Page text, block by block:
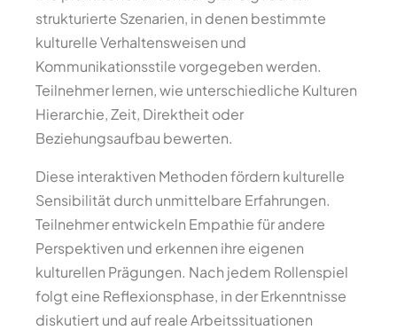
strukturierte Szenarien, in denen bestimmte
kulturelle Verhaltensweisen und
Kommunikationsstile vorgegeben werden.
Teilnehmer lernen, wie unterschiedliche Kulturen
Hierarchie, Zeit, Direktheit oder
Beziehungsaufbau bewerten.
Diese interaktiven Methoden fördern kulturelle
Sensibilität durch unmittelbare Erfahrungen.
Teilnehmer entwickeln Empathie für andere
Perspektiven und erkennen ihre eigenen
kulturellen Prägungen. Nach jedem Rollenspiel
folgt eine Reflexionsphase, in der Erkenntnisse
diskutiert und auf reale Arbeitssituationen